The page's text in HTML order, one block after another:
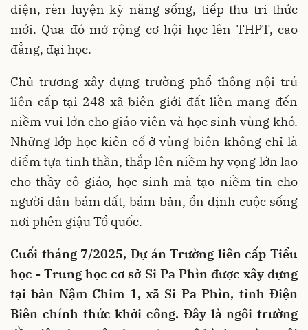
diện, rèn luyện kỹ năng sống, tiếp thu tri thức
mới. Qua đó mở rộng cơ hội học lên THPT, cao
đẳng, đại học.
Chủ trương xây dựng trường phổ thông nội trú
liên cấp tại 248 xã biên giới đất liền mang đến
niềm vui lớn cho giáo viên và học sinh vùng khó.
Những lớp học kiên cố ở vùng biên không chỉ là
điểm tựa tinh thần, thắp lên niềm hy vọng lớn lao
cho thầy cô giáo, học sinh mà tạo niềm tin cho
người dân bám đất, bám bản, ổn định cuộc sống
nơi phên giậu Tổ quốc.
Cuối tháng 7/2025, Dự án Trường liên cấp Tiểu
học - Trung học cơ sở Si Pa Phìn được xây dựng
tại bản Nậm Chim 1, xã Si Pa Phìn, tỉnh Điện
Biên chính thức khởi công. Đây là ngôi trường